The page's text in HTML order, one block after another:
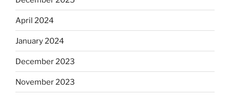
April 2024
January 2024
December 2023
November 2023